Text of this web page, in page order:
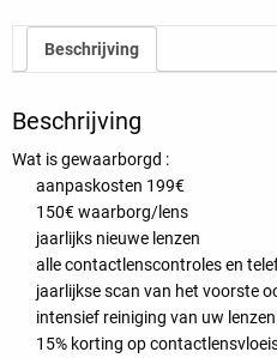
Beschrijving
Beschrijving
Wat is gewaarborgd :
aanpaskosten 199€
150€ waarborg/lens
jaarlijks nieuwe lenzen
alle contactlenscontroles en
jaarlijkse scan van het voorste
intensief reiniging van uw
15% korting op